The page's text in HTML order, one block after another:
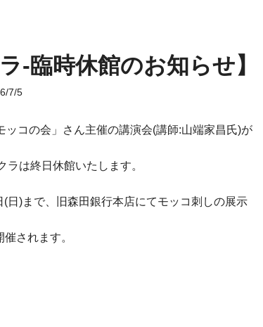
-臨時休館のお知らせ】
7/5
ッコの会」さん主催の講演会(講師:山端家昌氏)が
ラは終日休館いたします。
(日)まで、旧森田銀行本店にてモッコ刺しの展示
催されます。